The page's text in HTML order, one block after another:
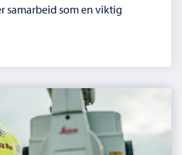
samarbeid som en viktig